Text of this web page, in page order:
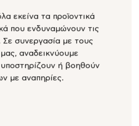
εκείνα τα προϊοντικά
που ενδυναμώνουν τις
συνεργασία με τους
αναδεικνύουμε
ή βοηθούν
με αναπηρίες.